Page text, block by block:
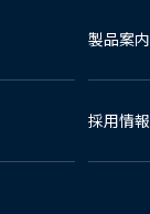
製品案内
採用情報